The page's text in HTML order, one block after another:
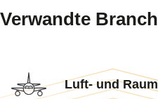
Verwandte
View
Industry
Luft- und